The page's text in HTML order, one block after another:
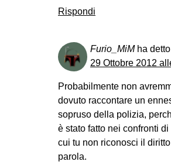
Rispondi
Furio_MiM ha
29 Ottobre 2012
Probabilmente non
dovuto raccontare un
sopruso della polizia,
è stato fatto nei confronti di
cui tu non riconosci il
parola.